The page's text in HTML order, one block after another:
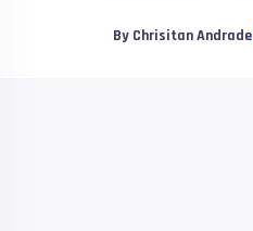
By Chrisitan Andrade